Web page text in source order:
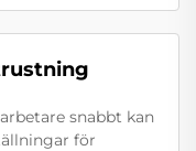
snabbt kan
för